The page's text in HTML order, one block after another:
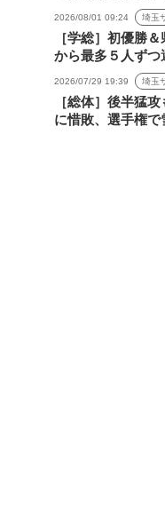
2026/08/01 09:24 埼玉
［学総］初優勝
から最多５人ずつ
2026/07/29 19:39 埼玉
［総体］後半猛
に惜敗、選手権で